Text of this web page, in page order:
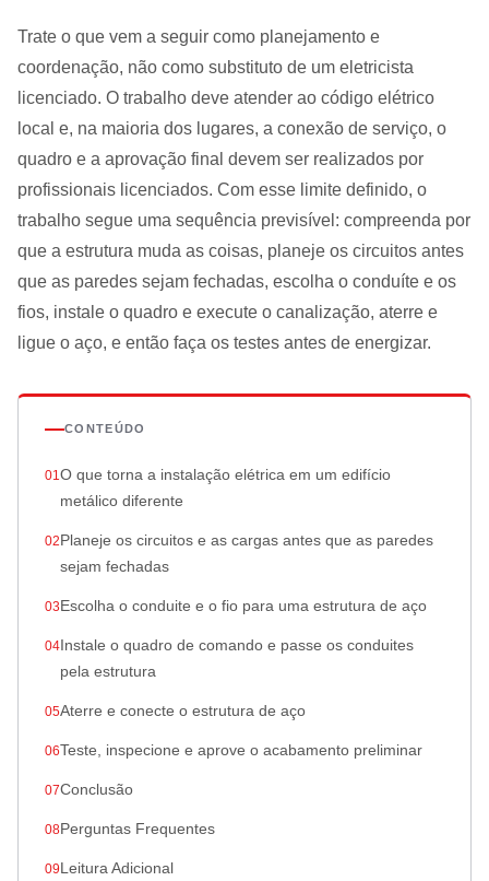
Trate o que vem a seguir como planejamento e
coordenação, não como substituto de um eletricista
licenciado. O trabalho deve atender ao código elétrico
local e, na maioria dos lugares, a conexão de serviço, o
quadro e a aprovação final devem ser realizados por
profissionais licenciados. Com esse limite definido, o
trabalho segue uma sequência previsível: compreenda por
que a estrutura muda as coisas, planeje os circuitos antes
que as paredes sejam fechadas, escolha o conduíte e os
fios, instale o quadro e execute o canalização, aterre e
ligue o aço, e então faça os testes antes de energizar.
CONTEÚDO
O que torna a instalação elétrica em um edifício
metálico diferente
Planeje os circuitos e as cargas antes que as paredes
sejam fechadas
Escolha o conduite e o fio para uma estrutura de aço
Instale o quadro de comando e passe os conduites
pela estrutura
Aterre e conecte o estrutura de aço
Teste, inspecione e aprove o acabamento preliminar
Conclusão
Perguntas Frequentes
Leitura Adicional